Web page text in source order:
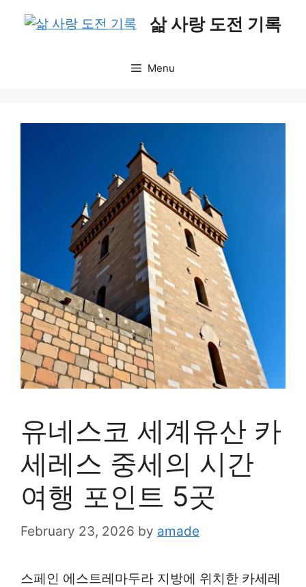
삶 사랑 도전 기록
Menu
유네스코 세계유산 카
세레스 중세의 시간
여행 포인트 5곳
February 23, 2026 by amade
스페인 에스트레마두라 지방에 위치한 카세레